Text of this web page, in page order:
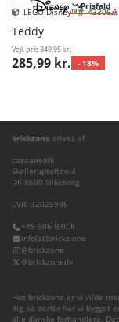
Prisfald
LEGO Disney™ 43306
Teddy
Vejl. pris349,95 kr.
285,99 kr. - 18%
brickzone drives af
cazaadotdk
Skelleruptoften 4
DK-8600 Silkeborg
CVR: 32025986
+45 606 BRICK
info(at)brickz.one
@brickzone
@brickzonedk
Hos brickzone er vi vilde
dig, så derfor har vi bygget
alle danske forhandlere.